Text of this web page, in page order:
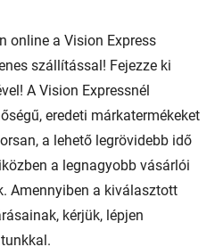
online a Vision Express
szállítással! Fejezze ki
A Vision Expressnél
eredeti márkatermékeket
a lehető legrövidebb idő
a legnagyobb vásárlói
Amennyiben a kiválasztott
kérjük, lépjen